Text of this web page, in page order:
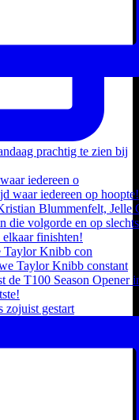
iedereen o
Taylor Knibb con
zojuist gestart